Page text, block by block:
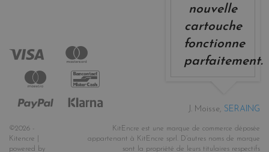
nouvelle
cartouche
fonctionne
parfaitement.
J. Moisse, SERAING
©2026 -
Kitencre |
powered by
KitEncre est une marque de commerce déposée
appartenant à KitEncre sprl. D’autres noms de marque
sont la propriété de leurs titulaires respectifs